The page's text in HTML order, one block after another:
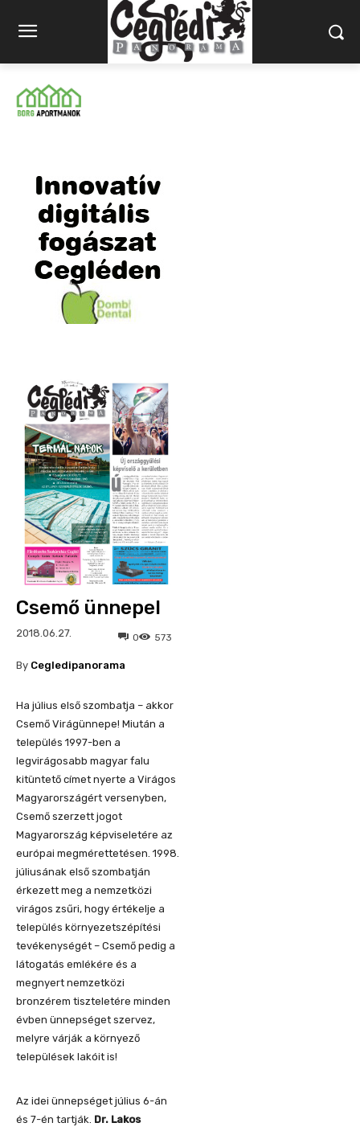
Csemő ünnepel
2018.06.27. 573
0
By Cegledipanorama
Ha július első szombatja – akkor
Csemő Virágünnepe! Miután a
település 1997-ben a
legvirágosabb magyar falu
kitüntető címet nyerte a Virágos
Magyarországért versenyben,
Csemő szerzett jogot
Magyarország képviseletére az
európai megmérettetésen. 1998.
júliusának első szombatján
érkezett meg a nemzetközi
virágos zsűri, hogy értékelje a
település környezetszépítési
tevékenységét – Csemő pedig a
látogatás emlékére és a
megnyert nemzetközi
bronzérem tiszteletére minden
évben ünnepséget szervez,
melyre várják a környező
települések lakóit is!
Az idei ünnepséget július 6-án
és 7-én tartják. Dr. Lakos